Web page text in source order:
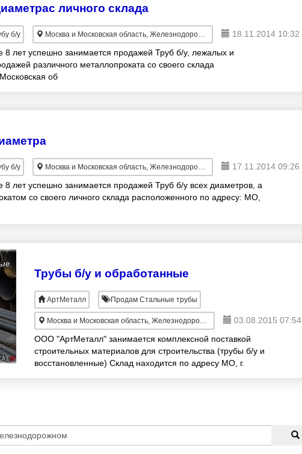
личного склада
б/у Москва и Московская область, Железнодорожный
18.11.2014 10:32
лет успешно занимается продажей Труб б/у, лежалых и
различного металлопроката со своего склада
об
б/у Москва и Московская область, Железнодорожный
17.11.2014 09:26
лет успешно занимается продажей Труб б/у всех диаметров, а
со своего личного склада расположенного по адресу: МО,
Трубы б/у и обработанные
АртМеталл Продам Стальные трубы
Москва и Московская область, Железнодорожный
03.08.2015 07:54
ООО "АртМеталл" занимается комплексной поставкой
строительных материалов для строительства (трубы б/у и
восстановленные) Склад находится по адресу МО, г.